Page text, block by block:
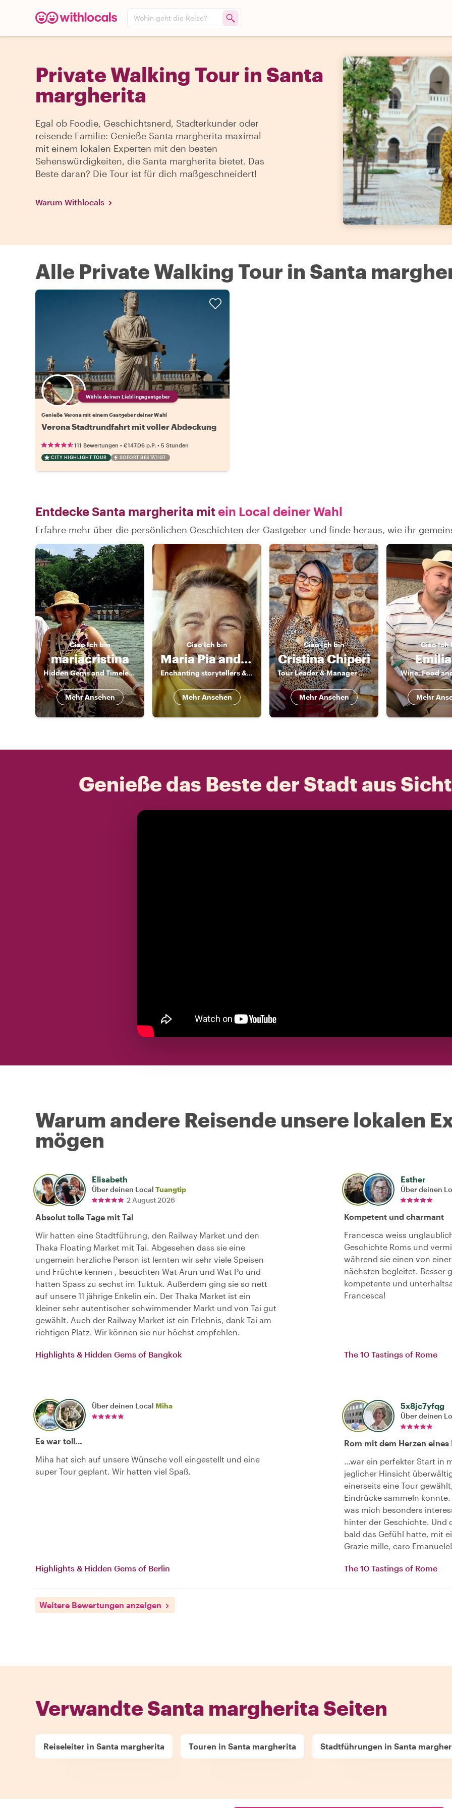
Wohin geht die Reise?
Private Walking Tour in Santa
margherita
Egal ob Foodie, Geschichtsnerd, Stadterkunder oder
reisende Familie: Genieße Santa margherita maximal
mit einem lokalen Experten mit den besten
Sehenswürdigkeiten, die Santa margherita bietet. Das
Beste daran? Die Tour ist für dich maßgeschneidert!
Warum Withlocals
Alle Private Walking Tour in Santa
Wähle deinen Lieblingsgastgeber
Genieße Verona mit einem Gastgeber deiner Wahl
Verona Stadtrundfahrt mit voller Abdeckung
111 Bewertungen • €147.06 p.P. • 5 Stunden
CITY HIGHLIGHT TOUR SOFORT BESTÄTIGT
Entdecke Santa margherita mitein Local deiner Wahl
Erfahre mehr über die persönlichen Geschichten der Gastgeber und finde heraus, wie ihr
CiaoIch bin
mariacristina
Hidden Gems and Timeless Stories
Mehr Ansehen
CiaoIch bin
Maria Pia and Friends
Enchanting storytellers & enthusiatic guides
Mehr Ansehen
CiaoIch bin
Cristina Chiperi
Tour Leader & Manager 《》 Explorer by Heart, Leader by Profession
Mehr Ansehen
CiaoIch
Wine, Food
Mehr
Genieße das Beste der Stadt aus
Warum andere Reisende unsere lokalen
mögen
Elisabeth
Über deinen Local Tuangtip
2 August 2026
Absolut tolle Tage mit Tai
Wir hatten eine Stadtführung, den Railway Market und den
Thaka Floating Market mit Tai. Abgesehen dass sie eine
ungemein herzliche Person ist lernten wir sehr viele Speisen
und Früchte kennen , besuchten Wat Arun und Wat Po und
hatten Spass zu sechst im Tuktuk. Außerdem ging sie so nett
auf unsere 11 jährige Enkelin ein. Der Thaka Market ist ein
kleiner sehr autentischer schwimmender Markt und von Tai gut
gewählt. Auch der Railway Market ist ein Erlebnis, dank Tai am
richtigen Platz. Wir können sie nur höchst empfehlen.
Highlights & Hidden Gems of Bangkok
Esther
Über deinen
Kompetent und charmant
Francesca weiss
Geschichte Roms und
während sie einen von
nächsten begleitet. Besser
kompetente und
Francesca!
The 10 Tastings of Rome
Über deinen Local Miha
Es war toll…
Miha hat sich auf unsere Wünsche voll eingestellt und eine
super Tour geplant. Wir hatten viel Spaß.
Highlights & Hidden Gems of Berlin
5x8jc7yfqg
Über deinen
Rom mit dem Herzen eines
…war ein perfekter Start in
jeglicher Hinsicht
einerseits eine Tour
Eindrücke sammeln
was mich besonders
hinter der Geschichte. Und
bald das Gefühl hatte, mit
Grazie mille, caro Emanuele!
The 10 Tastings of Rome
Weitere Bewertungen anzeigen
Verwandte Santa margherita Seiten
Reiseleiter in Santa margherita Touren in Santa margherita Stadtführungen in Santa